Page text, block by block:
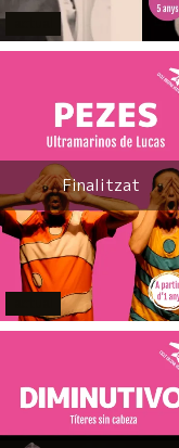
Finalitzat